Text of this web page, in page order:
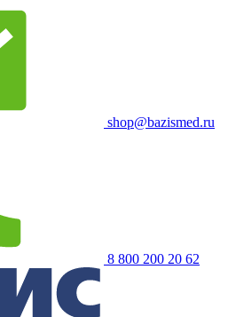
shop@bazismed.ru
8 800 200 20 62